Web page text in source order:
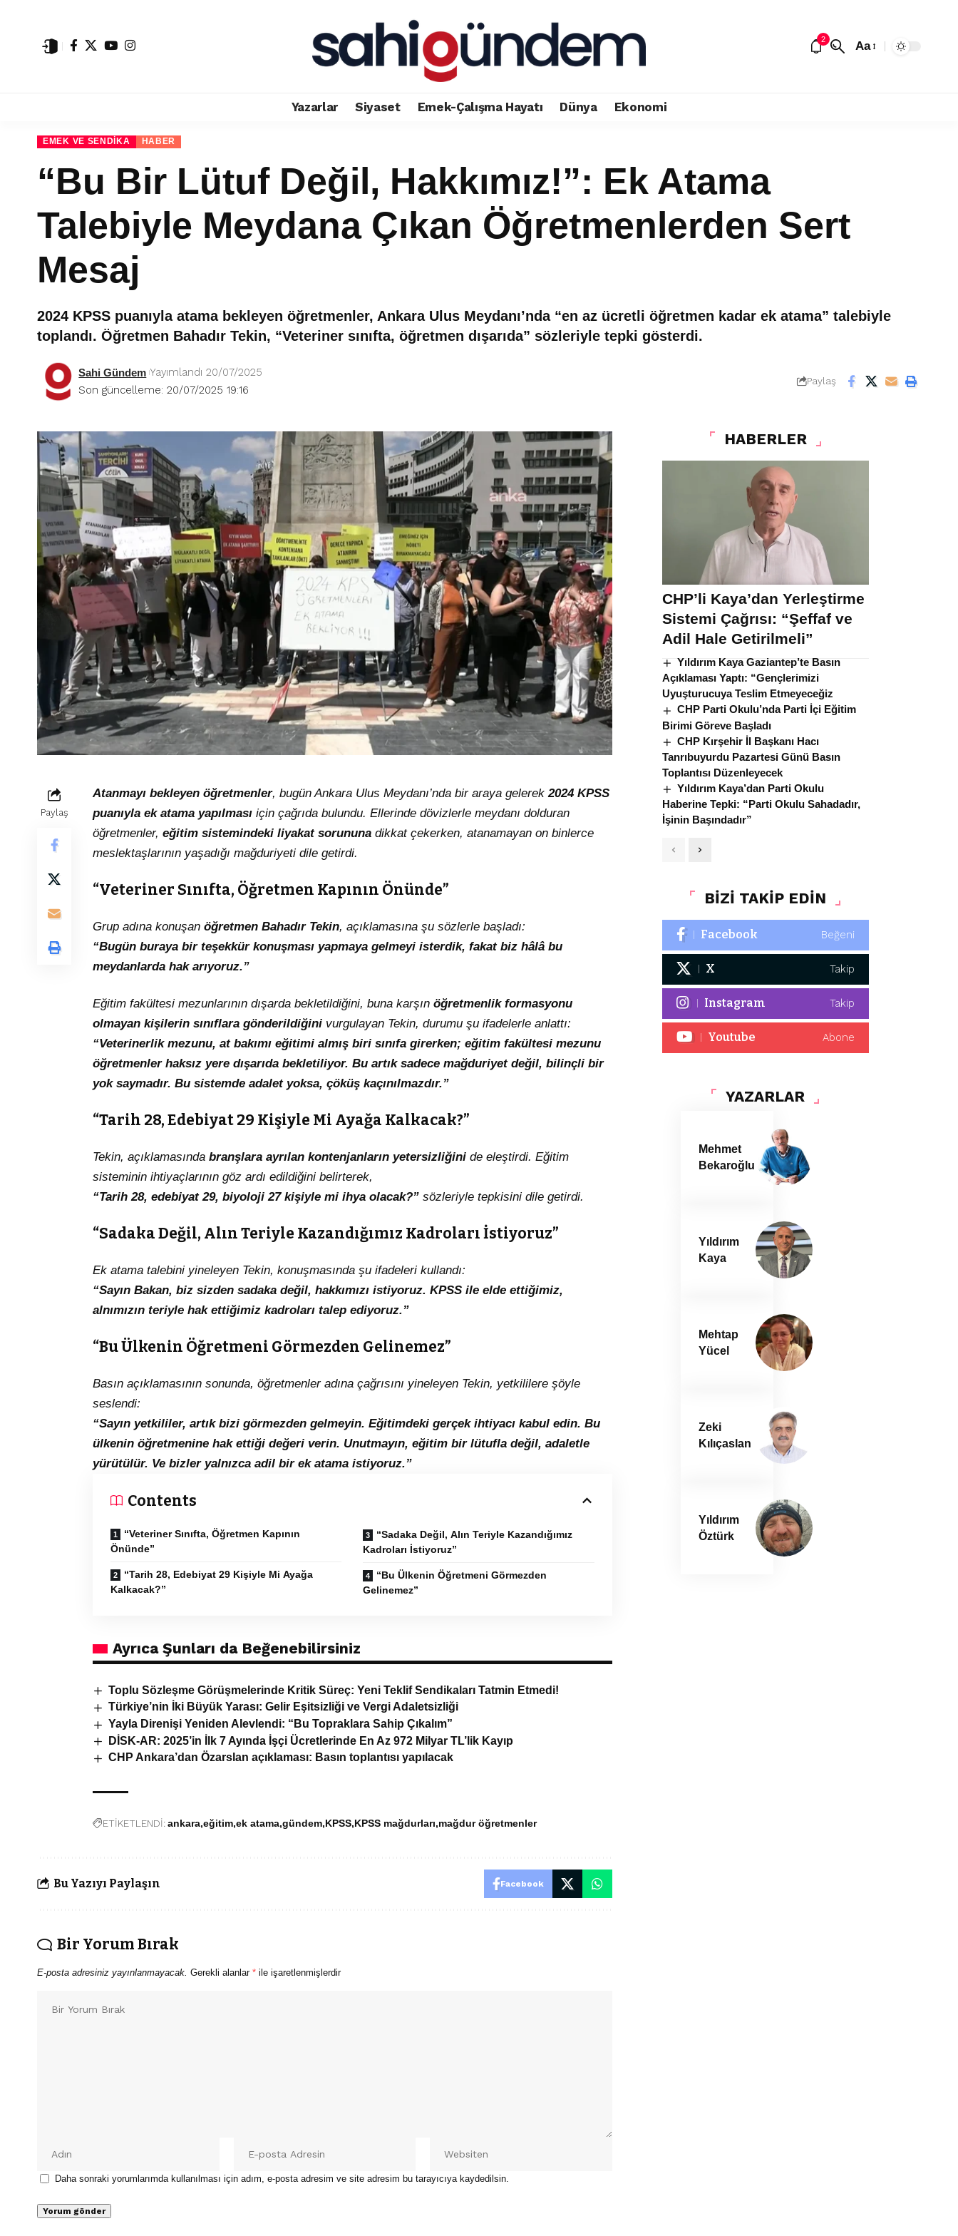
2 Aa
Yazarlar Siyaset Emek-Çalışma Hayatı Dünya Ekonomi
EMEK VE SENDIKA HABER
“Bu Bir Lütuf Değil, Hakkımız!”: Ek Atama
Talebiyle Meydana Çıkan Öğretmenlerden Sert
Mesaj
2024 KPSS puanıyla atama bekleyen öğretmenler, Ankara Ulus Meydanı’nda “en az ücretli öğretmen kadar ek atama” talebiyle
toplandı. Öğretmen Bahadır Tekin, “Veteriner sınıfta, öğretmen dışarıda” sözleriyle tepki gösterdi.
Son güncelleme: 20/07/2025 19:16
Sahi Gündem Yayımlandı 20/07/2025
Paylaş
Paylaş
Atanmayı bekleyen öğretmenler, bugün Ankara Ulus Meydanı’nda bir araya gelerek2024 KPSS
puanıyla ek atama yapılması için çağrıda bulundu. Ellerinde dövizlerle meydanı dolduran
öğretmenler, eğitim sistemindeki liyakat sorununa dikkat çekerken, atanamayan on binlerce
meslektaşlarının yaşadığı mağduriyeti dile getirdi.
“Veteriner Sınıfta, Öğretmen Kapının Önünde”
Grup adına konuşan öğretmen Bahadır Tekin, açıklamasına şu sözlerle başladı:
“Bugün buraya bir teşekkür konuşması yapmaya gelmeyi isterdik, fakat biz hâlâ bu
meydanlarda hak arıyoruz.”
Eğitim fakültesi mezunlarının dışarda bekletildiğini, buna karşın öğretmenlik formasyonu
olmayan kişilerin sınıflara gönderildiğini vurgulayan Tekin, durumu şu ifadelerle anlattı:
“Veterinerlik mezunu, at bakımı eğitimi almış biri sınıfa girerken; eğitim fakültesi mezunu
öğretmenler haksız yere dışarıda bekletiliyor. Bu artık sadece mağduriyet değil, bilinçli bir
yok saymadır. Bu sistemde adalet yoksa, çöküş kaçınılmazdır.”
“Tarih 28, Edebiyat 29 Kişiyle Mi Ayağa Kalkacak?”
Tekin, açıklamasında branşlara ayrılan kontenjanların yetersizliğini de eleştirdi. Eğitim
sisteminin ihtiyaçlarının göz ardı edildiğini belirterek,
“Tarih 28, edebiyat 29, biyoloji 27 kişiyle mi ihya olacak?” sözleriyle tepkisini dile getirdi.
“Sadaka Değil, Alın Teriyle Kazandığımız Kadroları İstiyoruz”
Ek atama talebini yineleyen Tekin, konuşmasında şu ifadeleri kullandı:
“Sayın Bakan, biz sizden sadaka değil, hakkımızı istiyoruz. KPSS ile elde ettiğimiz,
alnımızın teriyle hak ettiğimiz kadroları talep ediyoruz.”
“Bu Ülkenin Öğretmeni Görmezden Gelinemez”
Basın açıklamasının sonunda, öğretmenler adına çağrısını yineleyen Tekin, yetkililere şöyle
seslendi:
“Sayın yetkililer, artık bizi görmezden gelmeyin. Eğitimdeki gerçek ihtiyacı kabul edin. Bu
ülkenin öğretmenine hak ettiği değeri verin. Unutmayın, eğitim bir lütufla değil, adaletle
yürütülür. Ve bizler yalnızca adil bir ek atama istiyoruz.”
Contents
“Veteriner Sınıfta, Öğretmen Kapının
Önünde”
“Tarih 28, Edebiyat 29 Kişiyle Mi Ayağa
Kalkacak?”
“Sadaka Değil, Alın Teriyle Kazandığımız
Kadroları İstiyoruz”
“Bu Ülkenin Öğretmeni Görmezden
Gelinemez”
Ayrıca Şunları da Beğenebilirsiniz
Toplu Sözleşme Görüşmelerinde Kritik Süreç: Yeni Teklif Sendikaları Tatmin Etmedi!
Türkiye’nin İki Büyük Yarası: Gelir Eşitsizliği ve Vergi Adaletsizliği
Yayla Direnişi Yeniden Alevlendi: “Bu Topraklara Sahip Çıkalım”
DİSK-AR: 2025’in İlk 7 Ayında İşçi Ücretlerinde En Az 972 Milyar TL’lik Kayıp
CHP Ankara’dan Özarslan açıklaması: Basın toplantısı yapılacak
ETİKETLENDİ:ankara eğitim ek atama gündem KPSS KPSS mağdurları mağdur öğretmenler
Bu Yazıyı Paylaşın Facebook
Bir Yorum Bırak
E-posta adresiniz yayınlanmayacak. Gerekli alanlar * ile işaretlenmişlerdir
Daha sonraki yorumlarımda kullanılması için adım, e-posta adresim ve site adresim bu tarayıcıya kaydedilsin.
HABERLER
CHP’li Kaya’dan Yerleştirme
Sistemi Çağrısı: “Şeffaf ve
Adil Hale Getirilmeli”
Yıldırım Kaya Gaziantep’te Basın
Açıklaması Yaptı: “Gençlerimizi
Uyuşturucuya Teslim Etmeyeceğiz
CHP Parti Okulu’nda Parti İçi Eğitim
Birimi Göreve Başladı
CHP Kırşehir İl Başkanı Hacı
Tanrıbuyurdu Pazartesi Günü Basın
Toplantısı Düzenleyecek
Yıldırım Kaya’dan Parti Okulu
Haberine Tepki: “Parti Okulu Sahadadır,
İşinin Başındadır”
BİZİ TAKİP EDİN
Facebook Beğeni
X Takip
Instagram Takip
Youtube Abone
YAZARLAR
Mehmet
Bekaroğlu
Yıldırım
Kaya
Mehtap
Yücel
Zeki
Kılıçaslan
Yıldırım
Öztürk